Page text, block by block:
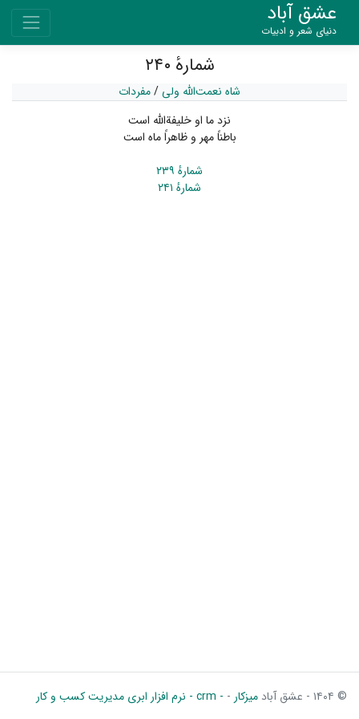
عشق آباد
دنیای شعر و ادبیات
شمارهٔ ۲۴۰
شاه نعمت‌الله ولی/مفردات
نزد ما او خلیفة‌اللّه است
باطناً مهر و ظاهراً ماه است
شمارهٔ ۲۳۹
شمارهٔ ۲۴۱
© ۱۴۰۴ - عشق آباد میزکار - - crm - نرم افزار ابری مدیریت کسب و کار